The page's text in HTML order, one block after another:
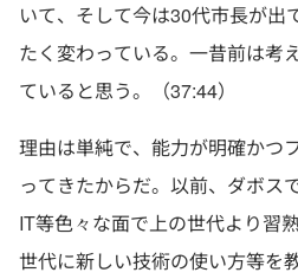
いて、そして今は30代市長が出
たく変わっている。一昔前は考
ていると思う。（37:44）
理由は単純で、能力が明確かつ
ってきたからだ。以前、ダボス
IT等色々な面で上の世代より習
世代に新しい技術の使い方等を